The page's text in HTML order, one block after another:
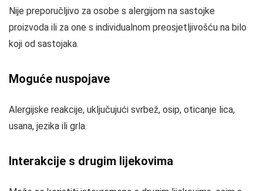
Nije preporučljivo za osobe s alergijom na sastojke
proizvoda ili za one s individualnom preosjetljivošću na bilo
koji od sastojaka.
Moguće nuspojave
Alergijske reakcije, uključujući svrbež, osip, oticanje lica,
usana, jezika ili grla.
Interakcije s drugim lijekovima